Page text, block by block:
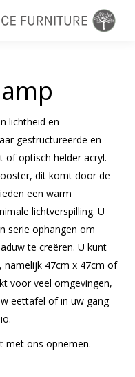
lichtheid en
gestructureerde en
of optisch helder acryl.
dit komt door de
een warm
lichtverspilling. U
serie ophangen om
te creëren. U kunt
namelijk 47cm x 47cm of
voor veel omgevingen,
eettafel of in uw gang
met ons opnemen.